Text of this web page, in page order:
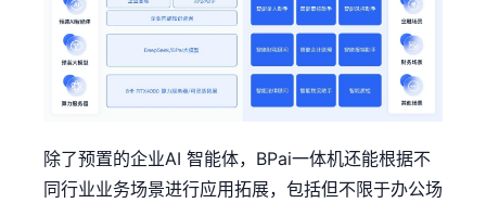
除了预置的企业AI 智能体，BPai一体机还能根据不
同行业业务场景进行应用拓展，包括但不限于办公场